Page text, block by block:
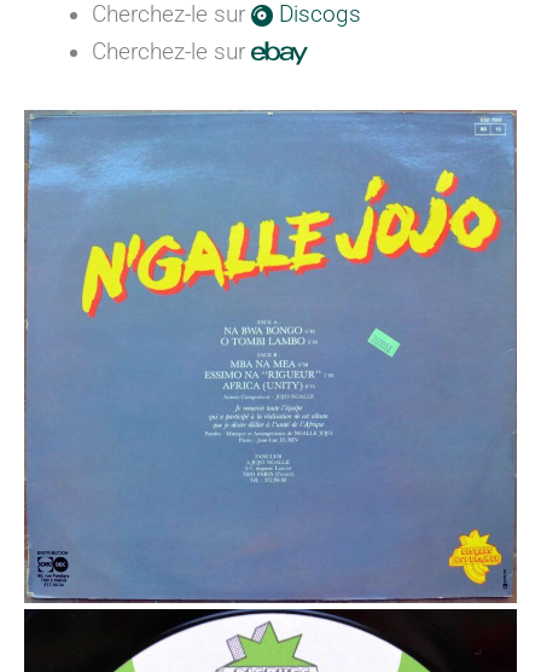
Cherchez-le sur
Discogs
Cherchez-le sur